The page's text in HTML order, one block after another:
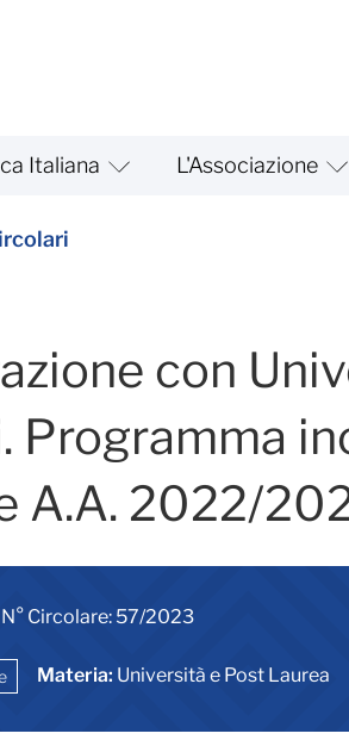
Italiana L'Associazione
Università.
con
Programma
A.A. 2022/
Circolare: 57/2023
Materia: Università e Post Laurea